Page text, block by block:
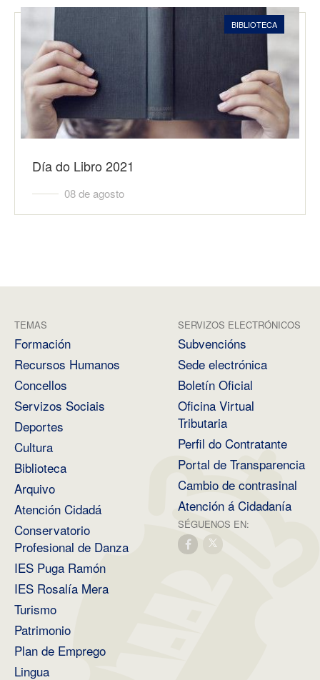
BIBLIOTECA
Día do Libro 2021
08 de agosto
TEMAS
Formación
Recursos Humanos
Concellos
Servizos Sociais
Deportes
Cultura
Biblioteca
Arquivo
Atención Cidadá
Conservatorio
Profesional de Danza
IES Puga Ramón
IES Rosalía Mera
Turismo
Patrimonio
Plan de Emprego
Lingua
SERVIZOS ELECTRÓNICOS
Subvencións
Sede electrónica
Boletín Oficial
Oficina Virtual
Tributaria
Perfil do Contratante
Portal de Transparencia
Cambio de contrasinal
Atención á Cidadanía
SÉGUENOS EN: